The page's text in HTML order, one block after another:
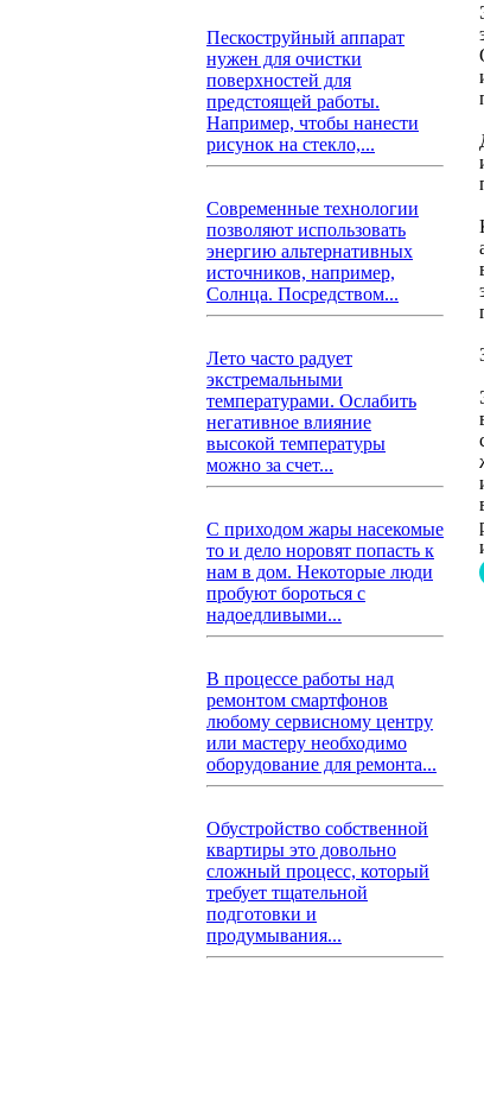
Пескоструйный аппарат
нужен для очистки
поверхностей для
предстоящей работы.
Например, чтобы нанести
рисунок на стекло,...
Современные технологии
позволяют использовать
энергию альтернативных
источников, например,
Солнца. Посредством...
Лето часто радует
экстремальными
температурами. Ослабить
негативное влияние
высокой температуры
можно за счет...
С приходом жары насекомые
то и дело норовят попасть к
нам в дом. Некоторые люди
пробуют бороться с
надоедливыми...
В процессе работы над
ремонтом смартфонов
любому сервисному центру
или мастеру необходимо
оборудование для ремонта...
Обустройство собственной
квартиры это довольно
сложный процесс, который
требует тщательной
подготовки и
продумывания...